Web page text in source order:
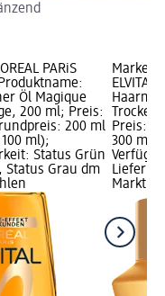
PARiS
Produktname:
Öl Magique
200 ml; Preis:
200 ml
ml);
Status Grün
Status Grau dm
Marke:
Preis:
300 ml
Markt